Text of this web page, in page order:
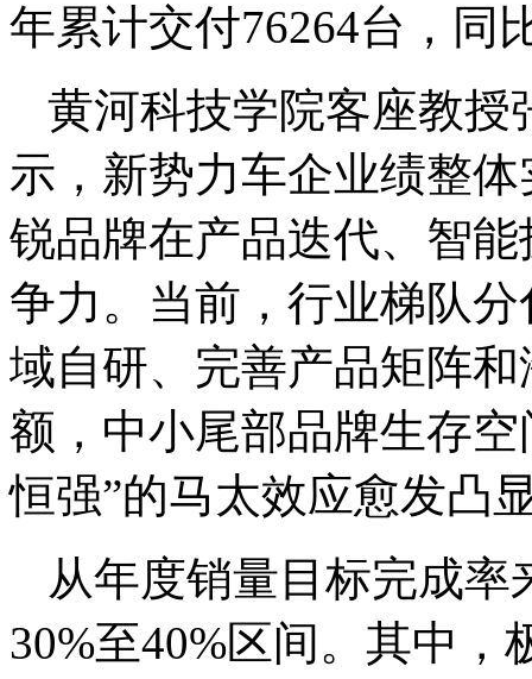
年累计交付76264台，同
黄河科技学院客座教授
示，新势力车企业绩整
锐品牌在产品迭代、智
争力。当前，行业梯队
域自研、完善产品矩阵
额，中小尾部品牌生存
恒强”的马太效应愈发凸
从年度销量目标完成
30%至40%区间。其中，